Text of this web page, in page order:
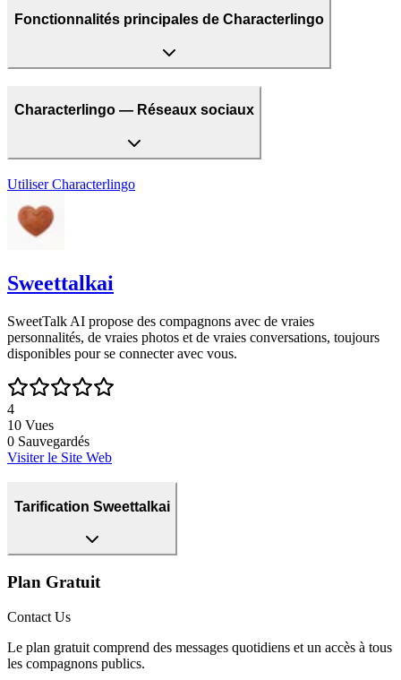
Fonctionnalités principales de Characterlingo
Characterlingo — Réseaux sociaux
Utiliser Characterlingo
Sweettalkai
SweetTalk AI propose des compagnons avec de vraies
personnalités, de vraies photos et de vraies conversations, toujours
disponibles pour se connecter avec vous.
4
10 Vues
0 Sauvegardés
Visiter le Site Web
Tarification Sweettalkai
Plan Gratuit
Contact Us
Le plan gratuit comprend des messages quotidiens et un accès à tous
les compagnons publics.